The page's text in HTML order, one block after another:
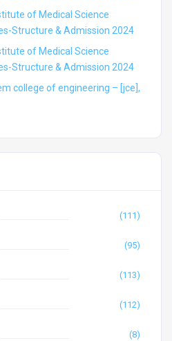
of Medical Science
Structure & Admission 2024
of Medical Science
Structure & Admission 2024
college of engineering – [jce],
(111)
(95)
(113)
(112)
(8)